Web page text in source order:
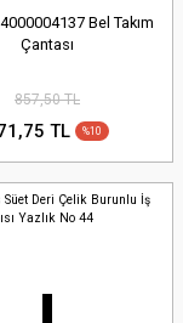
Bel Takım
Çantası
857,50 TL
TL %10